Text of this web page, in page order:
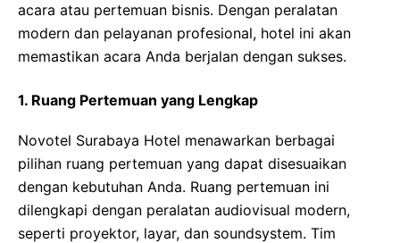
acara atau pertemuan bisnis. Dengan peralatan
modern dan pelayanan profesional, hotel ini akan
memastikan acara Anda berjalan dengan sukses.
1. Ruang Pertemuan yang Lengkap
Novotel Surabaya Hotel menawarkan berbagai
pilihan ruang pertemuan yang dapat disesuaikan
dengan kebutuhan Anda. Ruang pertemuan ini
dilengkapi dengan peralatan audiovisual modern,
seperti proyektor, layar, dan soundsystem. Tim